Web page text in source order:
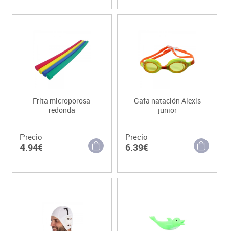
Frita microporosa
redonda
Precio
4.94€
Gafa natación Alexis
junior
Precio
6.39€